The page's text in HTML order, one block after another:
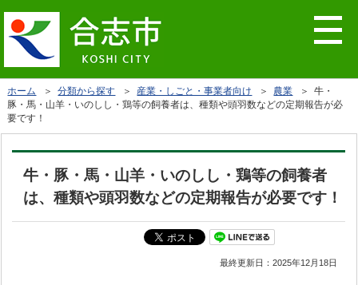
ホーム ＞分類から探す ＞ 産業・しごと・事業者向け ＞ 農業 ＞ 牛・
豚・馬・山羊・いのしし・鶏等の飼養者は、種類や頭羽数などの定期報告が必
要です！
牛・豚・馬・山羊・いのしし・鶏等の飼養者
は、種類や頭羽数などの定期報告が必要です！
最終更新日：2025年12月18日